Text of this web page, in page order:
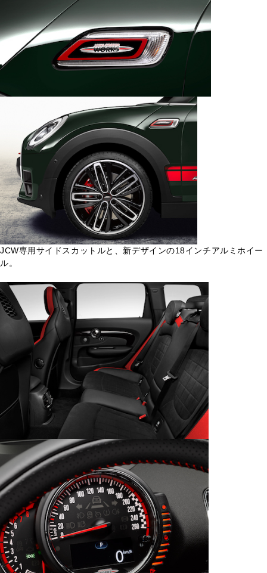
JCW専用サイドスカットルと、新デザインの18インチアルミホイー
ル。